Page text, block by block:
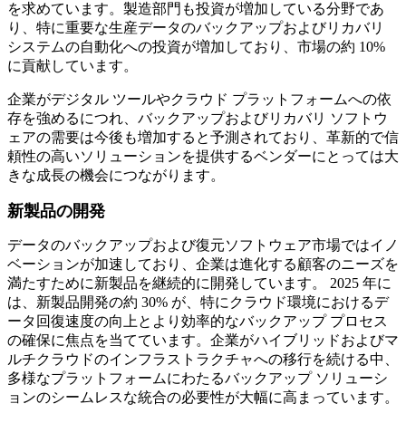
を求めています。製造部門も投資が増加している分野であ
り、特に重要な生産データのバックアップおよびリカバリ
システムの自動化への投資が増加しており、市場の約 10%
に貢献しています。
企業がデジタル ツールやクラウド プラットフォームへの依
存を強めるにつれ、バックアップおよびリカバリ ソフトウ
ェアの需要は今後も増加すると予測されており、革新的で信
頼性の高いソリューションを提供するベンダーにとっては大
きな成長の機会につながります。
新製品の開発
データのバックアップおよび復元ソフトウェア市場ではイノ
ベーションが加速しており、企業は進化する顧客のニーズを
満たすために新製品を継続的に開発しています。 2025 年に
は、新製品開発の約 30% が、特にクラウド環境におけるデ
ータ回復速度の向上とより効率的なバックアップ プロセス
の確保に焦点を当てています。企業がハイブリッドおよびマ
ルチクラウドのインフラストラクチャへの移行を続ける中、
多様なプラットフォームにわたるバックアップ ソリューシ
ョンのシームレスな統合の必要性が大幅に高まっています。